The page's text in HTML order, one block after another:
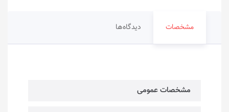
مشخصات دیدگاه‌ها
مشخصات عمومی